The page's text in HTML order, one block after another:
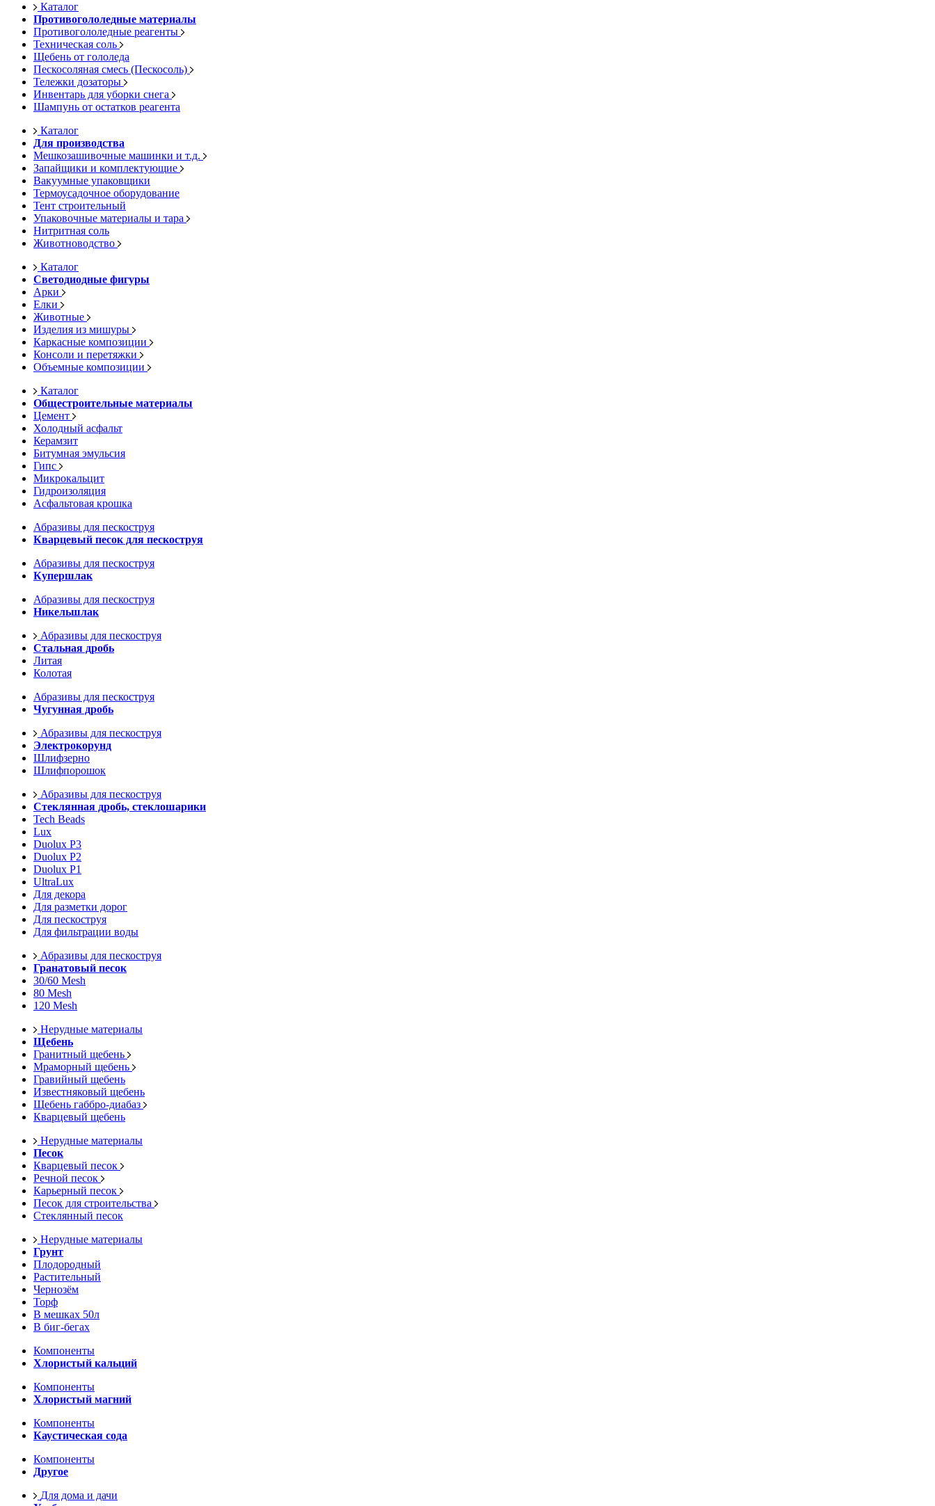
Каталог
Противогололедные материалы
Противогололедные реагенты
Техническая соль
Щебень от гололеда
Пескосоляная смесь (Пескосоль)
Тележки дозаторы
Инвентарь для уборки снега
Шампунь от остатков реагента
Каталог
Для производства
Мешкозашивочные машинки и т.д.
Запайщики и комплектующие
Вакуумные упаковщики
Термоусадочное оборудование
Тент строительный
Упаковочные материалы и тара
Нитритная соль
Животноводство
Каталог
Светодиодные фигуры
Арки
Елки
Животные
Изделия из мишуры
Каркасные композиции
Консоли и перетяжки
Объемные композиции
Каталог
Общестроительные материалы
Цемент
Холодный асфальт
Керамзит
Битумная эмульсия
Гипс
Микрокальцит
Гидроизоляция
Асфальтовая крошка
Абразивы для пескоструя
Кварцевый песок для пескоструя
Абразивы для пескоструя
Купершлак
Абразивы для пескоструя
Никельшлак
Абразивы для пескоструя
Стальная дробь
Литая
Колотая
Абразивы для пескоструя
Чугунная дробь
Абразивы для пескоструя
Электрокорунд
Шлифзерно
Шлифпорошок
Абразивы для пескоструя
Стеклянная дробь, стеклошарики
Tech Beads
Lux
Duolux P3
Duolux P2
Duolux P1
UltraLux
Для декора
Для разметки дорог
Для пескоструя
Для фильтрации воды
Абразивы для пескоструя
Гранатовый песок
30/60 Mesh
80 Mesh
120 Mesh
Нерудные материалы
Щебень
Гранитный щебень
Мраморный щебень
Гравийный щебень
Известняковый щебень
Щебень габбро-диабаз
Кварцевый щебень
Нерудные материалы
Песок
Кварцевый песок
Речной песок
Карьерный песок
Песок для строительства
Стеклянный песок
Нерудные материалы
Грунт
Плодородный
Растительный
Чернозём
Торф
В мешках 50л
В биг-бегах
Компоненты
Хлористый кальций
Компоненты
Хлористый магний
Компоненты
Каустическая сода
Компоненты
Другое
Для дома и дачи